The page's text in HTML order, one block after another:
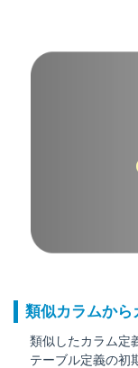
類似カラムか
類似したカラム定
テーブル定義の初